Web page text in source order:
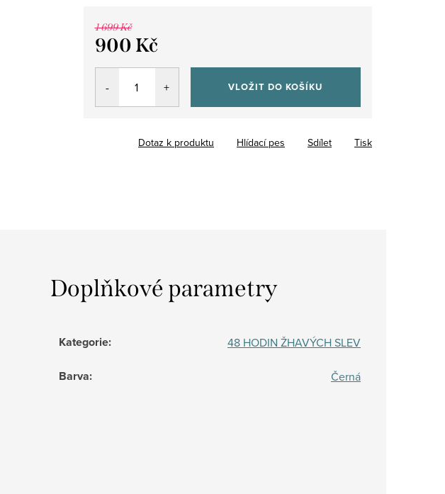
1 699 Kč
900 Kč
Měrná
VLOŽIT DO KOŠÍKU
Tisk
Dotaz k produktu Hlídací pes Sdílet
Doplňkové parametry
Kategorie: 48 HODIN ŽHAVÝCH SLEV
Barva: Černá